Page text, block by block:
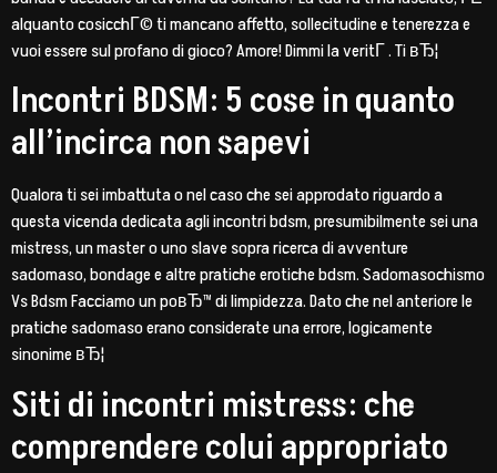
alquanto cosicchГ© ti mancano affetto, sollecitudine e tenerezza e
vuoi essere sul profano di gioco? Amore! Dimmi la veritГ . Ti вЂ¦
Incontri BDSM: 5 cose in quanto
all’incirca non sapevi
Qualora ti sei imbattuta o nel caso che sei approdato riguardo a
questa vicenda dedicata agli incontri bdsm, presumibilmente sei una
mistress, un master o uno slave sopra ricerca di avventure
sadomaso, bondage e altre pratiche erotiche bdsm. Sadomasochismo
Vs Bdsm Facciamo un poвЂ™ di limpidezza. Dato che nel anteriore le
pratiche sadomaso erano considerate una errore, logicamente
sinonime вЂ¦
Siti di incontri mistress: che
comprendere colui appropriato